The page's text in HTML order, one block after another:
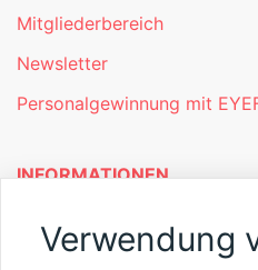
Mitgliederbereich
Newsletter
Personalgewinnung mit
INFORMATIONEN
Was ist EYEFOX – Ihre
Verwendung